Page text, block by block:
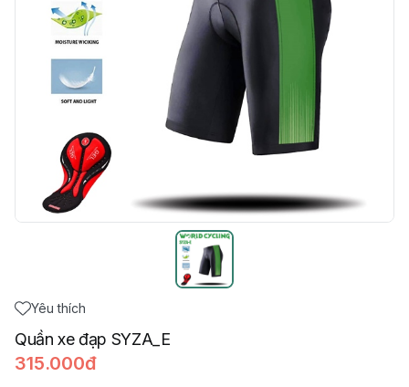
Yêu thích
Quần xe đạp SYZA_E
315.000đ